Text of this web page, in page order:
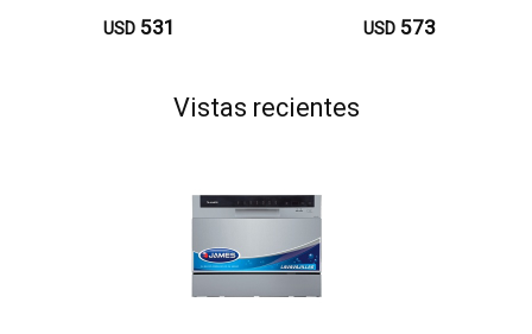
USD 531 USD 573
Vistas recientes